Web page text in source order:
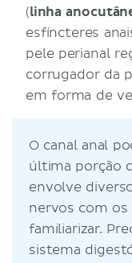
(linha
esfíncteres
pele perianal
corrugador da
em forma de
O canal anal
última porção
envolve
nervos com os
familiarizar.
sistema